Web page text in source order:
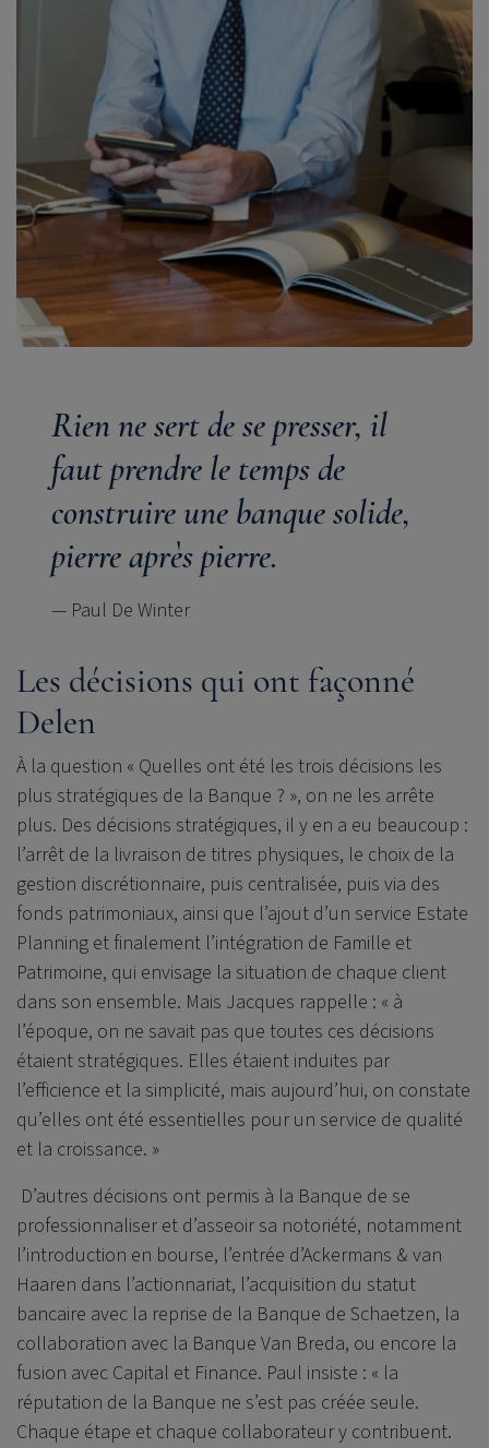
Rien ne sert de se presser, il
faut prendre le temps de
construire une banque solide,
pierre après pierre.
— Paul De Winter
Les décisions qui ont façonné
Delen
À la question « Quelles ont été les trois décisions les
plus stratégiques de la Banque ? », on ne les arrête
plus. Des décisions stratégiques, il y en a eu beaucoup :
l’arrêt de la livraison de titres physiques, le choix de la
gestion discrétionnaire, puis centralisée, puis via des
fonds patrimoniaux, ainsi que l’ajout d’un service Estate
Planning et finalement l’intégration de Famille et
Patrimoine, qui envisage la situation de chaque client
dans son ensemble. Mais Jacques rappelle : « à
l’époque, on ne savait pas que toutes ces décisions
étaient stratégiques. Elles étaient induites par
l’efficience et la simplicité, mais aujourd’hui, on constate
qu’elles ont été essentielles pour un service de qualité
et la croissance. »
D’autres décisions ont permis à la Banque de se
professionnaliser et d’asseoir sa notoriété, notamment
l’introduction en bourse, l’entrée d’Ackermans & van
Haaren dans l’actionnariat, l’acquisition du statut
bancaire avec la reprise de la Banque de Schaetzen, la
collaboration avec la Banque Van Breda, ou encore la
fusion avec Capital et Finance. Paul insiste : « la
réputation de la Banque ne s’est pas créée seule.
Chaque étape et chaque collaborateur y contribuent.